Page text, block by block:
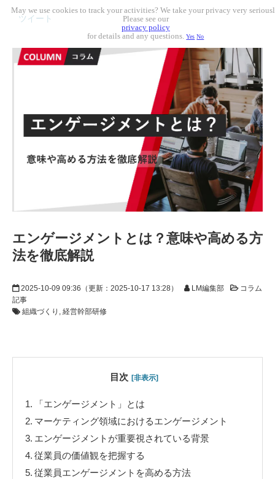
ツイート
エンゲージメントとは？意味や高める方
法を徹底解説
2025-10-09 09:36 （更新： 2025-10-17 13:28） LM編集部
コラム
記事
組織づくり
経営幹部研修
目次 [非表示]
1.
「エンゲージメント」とは
2. マーケティング領域におけるエンゲージメント
3. エンゲージメントが重要視されている背景
4. 従業員の価値観を把握する
5. 従業員エンゲージメントを高める方法
May we use cookies to track your activities? We take your privacy very
Please see our
privacy policy
for details and any questions.Yes No